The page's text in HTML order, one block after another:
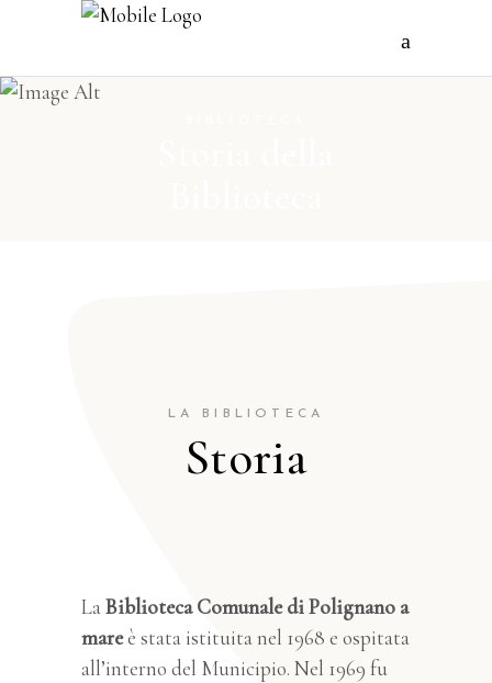
LA BIBLIOTECA
Storia
LaBiblioteca Comunale di Polignano a
mareè stata istituita nel 1968 e ospitata
all’interno del Municipio. Nel 1969 fu